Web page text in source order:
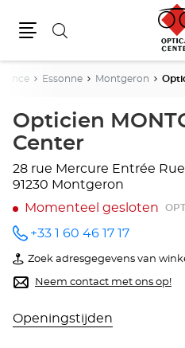
Zoeken
Essonne Montgeron
Opticien
Center
28 rue Mercure Entrée
91230 Montgeron
Momenteel gesloten
telefoonnummer
+33 1 60 46 17 17
Zoek adresgegevens van
van
Opticien
MONTGERON
Center
Neem contact met ons op!
Openingstijden